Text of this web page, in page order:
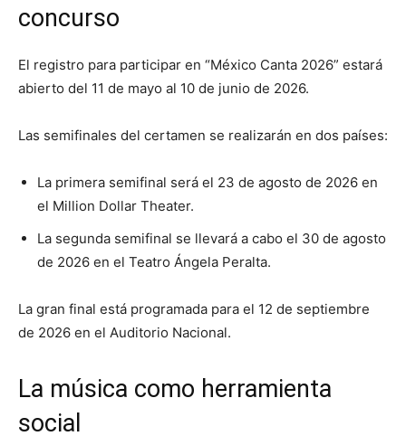
concurso
El registro para participar en “México Canta 2026” estará
abierto del 11 de mayo al 10 de junio de 2026.
Las semifinales del certamen se realizarán en dos países:
La primera semifinal será el 23 de agosto de 2026 en
el Million Dollar Theater.
La segunda semifinal se llevará a cabo el 30 de agosto
de 2026 en el Teatro Ángela Peralta.
La gran final está programada para el 12 de septiembre
de 2026 en el Auditorio Nacional.
La música como herramienta
social